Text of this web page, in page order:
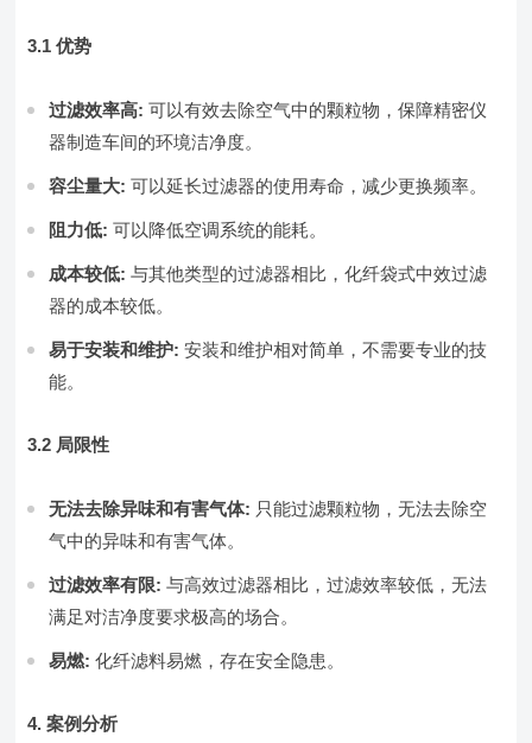
3.1 优势
过滤效率高: 可以有效去除空气中的颗粒物，保障精密仪
器制造车间的环境洁净度。
容尘量大: 可以延长过滤器的使用寿命，减少更换频率。
阻力低: 可以降低空调系统的能耗。
成本较低: 与其他类型的过滤器相比，化纤袋式中效过滤
器的成本较低。
易于安装和维护: 安装和维护相对简单，不需要专业的技
能。
3.2 局限性
无法去除异味和有害气体: 只能过滤颗粒物，无法去除空
气中的异味和有害气体。
过滤效率有限: 与高效过滤器相比，过滤效率较低，无法
满足对洁净度要求极高的场合。
易燃: 化纤滤料易燃，存在安全隐患。
4. 案例分析